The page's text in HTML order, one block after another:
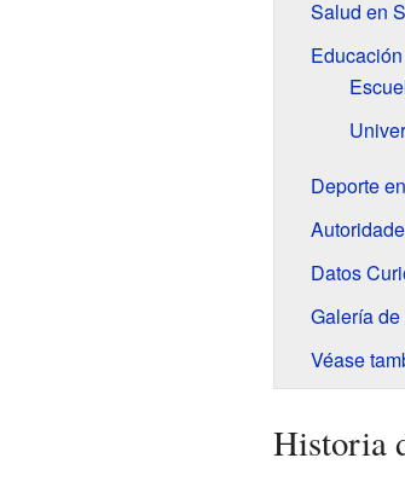
Salud en
Deporte
Datos
Galería
Véase
Historia